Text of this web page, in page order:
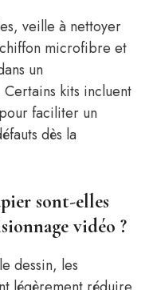
veille à nettoyer
chiffon microfibre et
un
kits incluent
faciliter un
dès la
sont-elles
vidéo ?
dessin, les